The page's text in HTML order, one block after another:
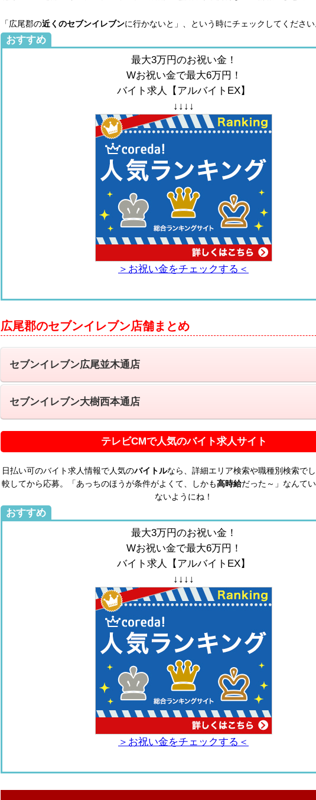
「広尾郡の近くのセブンイレブンに行かないと」、という時にチェックしてくださ
おすすめ
最大3万円のお祝い金！
Wお祝い金で最大6万円！
バイト求人【アルバイトEX】
↓↓↓↓
＞お祝い金をチェックする＜
広尾郡のセブンイレブン店舗まとめ
セブンイレブン広尾並木通店
セブンイレブン大樹西本通店
テレビCMで人気のバイト求人サイト
日払い可のバイト求人情報で人気のバイトルなら、詳細エリア検索や職種別検索で
較してから応募。「あっちのほうが条件がよくて、しかも高時給だった～」なんて
ないようにね！
おすすめ
最大3万円のお祝い金！
Wお祝い金で最大6万円！
バイト求人【アルバイトEX】
↓↓↓↓
＞お祝い金をチェックする＜